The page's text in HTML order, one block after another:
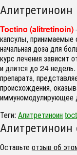
Алитретиноин
Toctino (alitretinoin)
капсулы,
начальная доза для
курс лечения зависит
и длится до 24
препарата,
происхождения,
иммуномодулирующее
Теги: Алитретиноин
Алитретиноин
Оставьтеотзыв об